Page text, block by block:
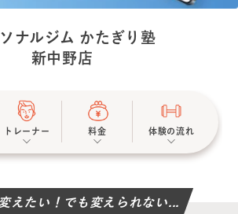
ナルジム かたぎり塾
新中野店
トレーナー 料金 体験の流れ
えたい！でも変えられない...